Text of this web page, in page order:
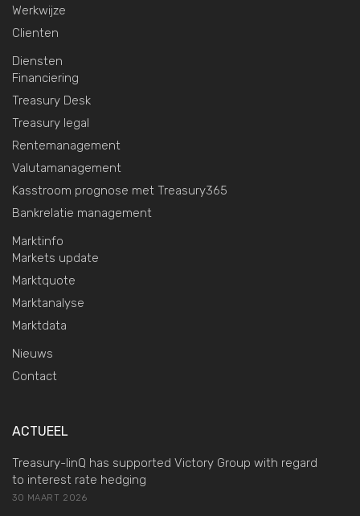
Werkwijze
Clienten
Diensten
Financiering
Treasury Desk
Treasury legal
Rentemanagement
Valutamanagement
Kasstroom prognose met Treasury365
Bankrelatie management
Marktinfo
Markets update
Marktquote
Marktanalyse
Marktdata
Nieuws
Contact
ACTUEEL
Treasury-linQ has supported Victory Group with regard
to interest rate hedging
30 MAART 2026